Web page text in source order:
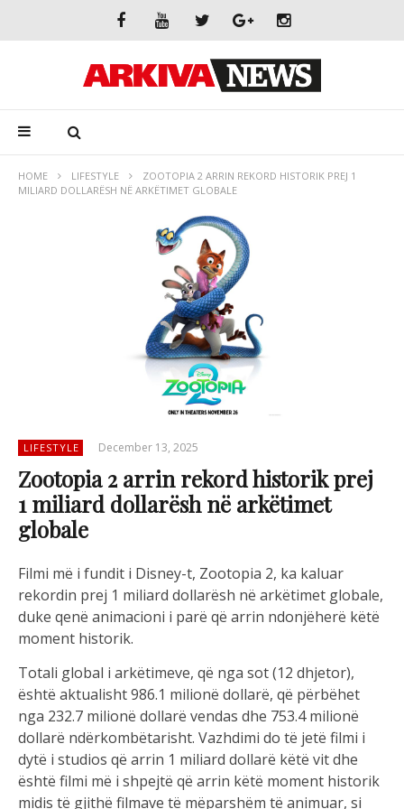
HOME LIFESTYLE
ZOOTOPIA 2 ARRIN REKORD HISTORIK PREJ 1
MILIARD DOLLARËSH NË ARKËTIMET GLOBALE
LIFESTYLE December 13, 2025
Zootopia 2 arrin rekord historik prej
1 miliard dollarësh në arkëtimet
globale
Filmi më i fundit i Disney-t, Zootopia 2, ka kaluar
rekordin prej 1 miliard dollarësh në arkëtimet globale,
duke qenë animacioni i parë që arrin ndonjëherë këtë
moment historik.
Totali global i arkëtimeve, që nga sot (12 dhjetor),
është aktualisht 986.1 milionë dollarë, që përbëhet
nga 232.7 milionë dollarë vendas dhe 753.4 milionë
dollarë ndërkombëtarisht. Vazhdimi do të jetë filmi i
dytë i studios që arrin 1 miliard dollarë këtë vit dhe
është filmi më i shpejtë që arrin këtë moment historik
midis të gjithë filmave të mëparshëm të animuar, si